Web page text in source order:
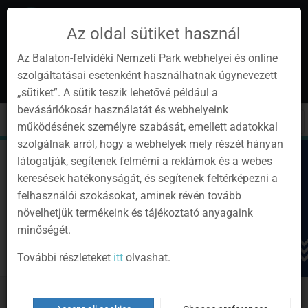
Instagram
YoutubeFacebookProgramok
Newsletter
en
Toggle
cart
Toggle
navigation
Sign
in
Az oldal sütiket használ
Az Balaton-felvidéki Nemzeti Park webhelyei és online
szolgáltatásai esetenként használhatnak úgynevezett
„sütiket”. A sütik teszik lehetővé például a
bevásárlókosár használatát és webhelyeink
működésének személyre szabását, emellett adatokkal
szolgálnak arról, hogy a webhelyek mely részét hányan
látogatják, segítenek felmérni a reklámok és a webes
keresések hatékonyságát, és segítenek feltérképezni a
felhasználói szokásokat, aminek révén tovább
növelhetjük termékeink és tájékoztató anyagaink
minőségét.
További részleteket ittolvashat.